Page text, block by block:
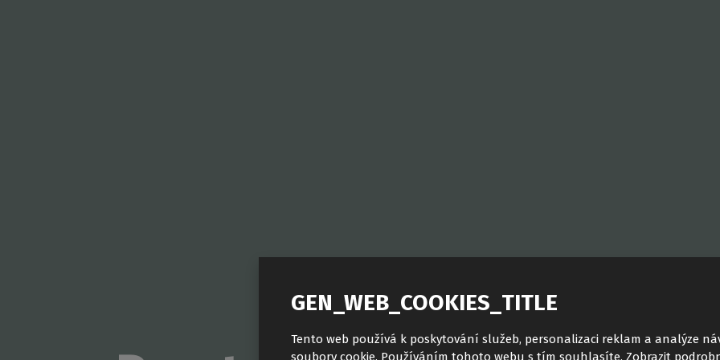
GEN_WEB_COOKIES_TITLE
Tento web používá k poskytování služeb, personalizaci reklam a analýze
soubory cookie. Používáním tohoto webu s tím souhlasíte. Zobrazit